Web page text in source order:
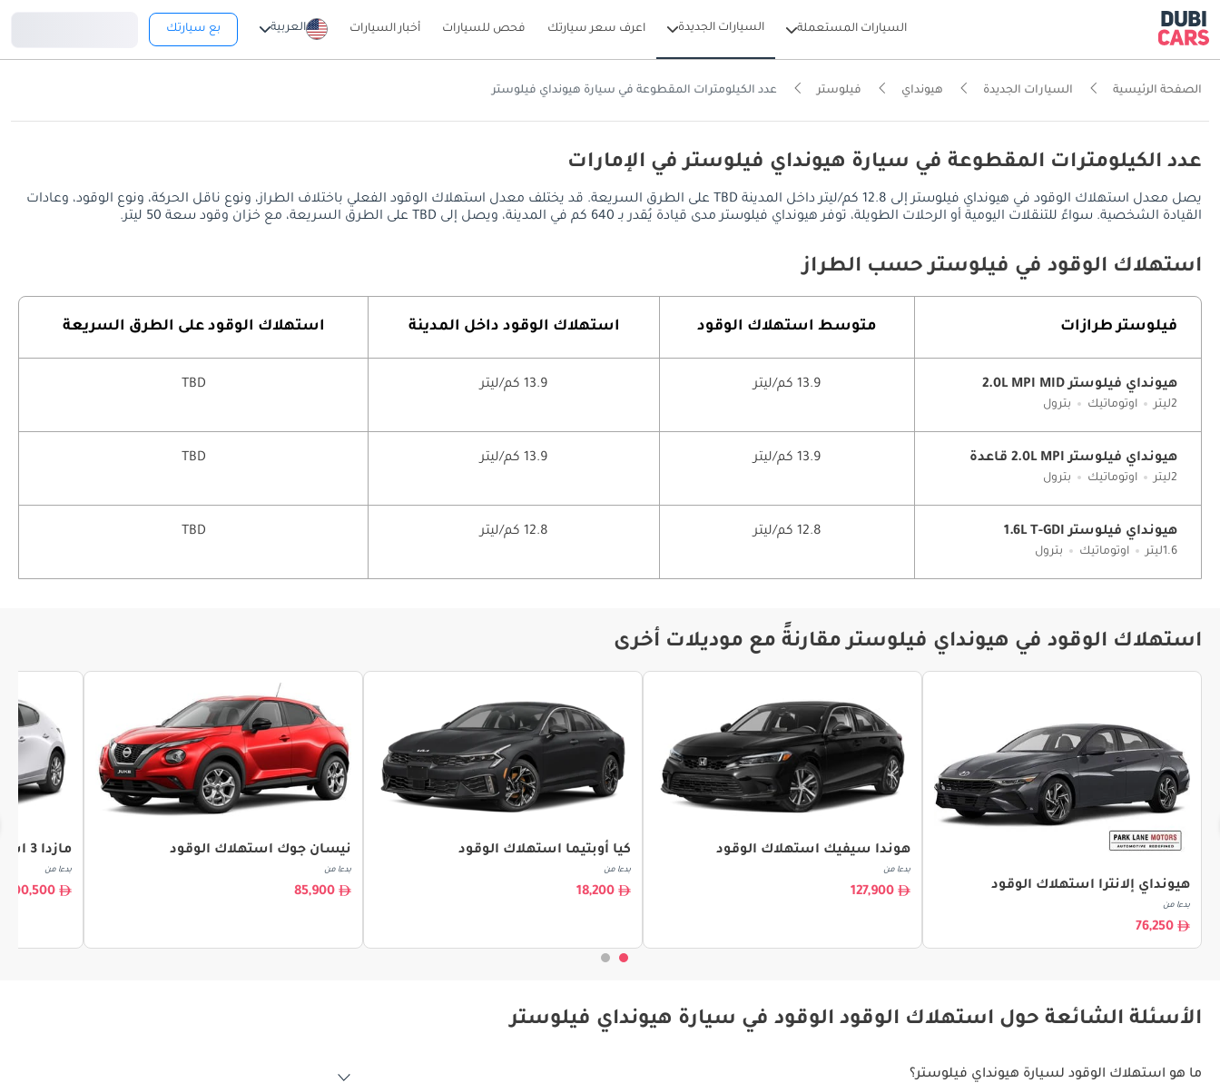
السيارات المستعملة السيارات الجديدة اعرف سعر سيارتك فحص للسيارات أخبار السيارات العربية بع سيارتك
الصفحة الرئيسية السيارات الجديدة هيونداي فيلوستر عدد الكيلومترات المقطوعة في سيارة هيونداي فيلوستر
عدد الكيلومترات المقطوعة في سيارة هيونداي فيلوستر في الإمارات
يصل معدل استهلاك الوقود في هيونداي فيلوستر إلى 12.8 كم/ليتر داخل المدينة TBD على الطرق السريعة. قد يختلف معدل استهلاك الوقود الفعلي باختلاف الطراز، ونوع ناقل الحركة، ونوع الوقود، وعادات
القيادة الشخصية. سواءً للتنقلات اليومية أو الرحلات الطويلة، توفر هيونداي فيلوستر مدى قيادة يُقدر بـ 640 كم في المدينة، ويصل إلى TBD على الطرق السريعة، مع خزان وقود سعة 50 ليتر.
استهلاك الوقود في فيلوستر حسب الطراز
فيلوستر طرازات متوسط ​​استهلاك الوقود استهلاك الوقود داخل المدينة استهلاك الوقود على الطرق السريعة
هيونداي فيلوستر 2.0L MPI MID
2ليتر اوتوماتيك بترول
13.9 كم/ليتر 13.9 كم/ليتر TBD
هيونداي فيلوستر 2.0L MPI قاعدة
2ليتر اوتوماتيك بترول
13.9 كم/ليتر 13.9 كم/ليتر TBD
هيونداي فيلوستر 1.6L T-GDI
1.6ليتر اوتوماتيك بترول
12.8 كم/ليتر 12.8 كم/ليتر TBD
استهلاك الوقود في هيونداي فيلوستر مقارنةً مع موديلات أخرى
هيونداي إلانترا استهلاك الوقود
بدءا من
76,250
هوندا سيفيك استهلاك الوقود
بدءا من
127,900
كيا أوبتيما استهلاك الوقود
بدءا من
18,200
نيسان جوك استهلاك الوقود
بدءا من
85,900
مازدا 3 استهلاك الوقود
بدءا من
100,500
الأسئلة الشائعة حول استهلاك الوقود الوقود في سيارة هيونداي فيلوستر
ما هو استهلاك الوقود لسيارة هيونداي فيلوستر؟